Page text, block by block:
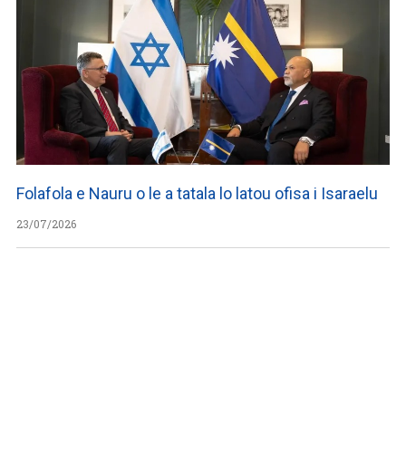
Folafola e Nauru o le a tatala lo latou ofisa i Isaraelu
23/07/2026